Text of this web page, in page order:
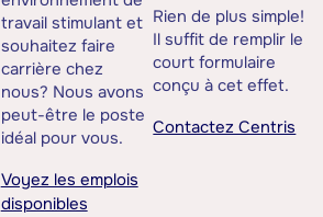
travail stimulant et
souhaitez faire
carrière chez
nous? Nous avons
peut-être le poste
idéal pour vous.
Voyez les emplois
disponibles
Rien de plus simple!
Il suffit de remplir le
court formulaire
conçu à cet effet.
Contactez Centris